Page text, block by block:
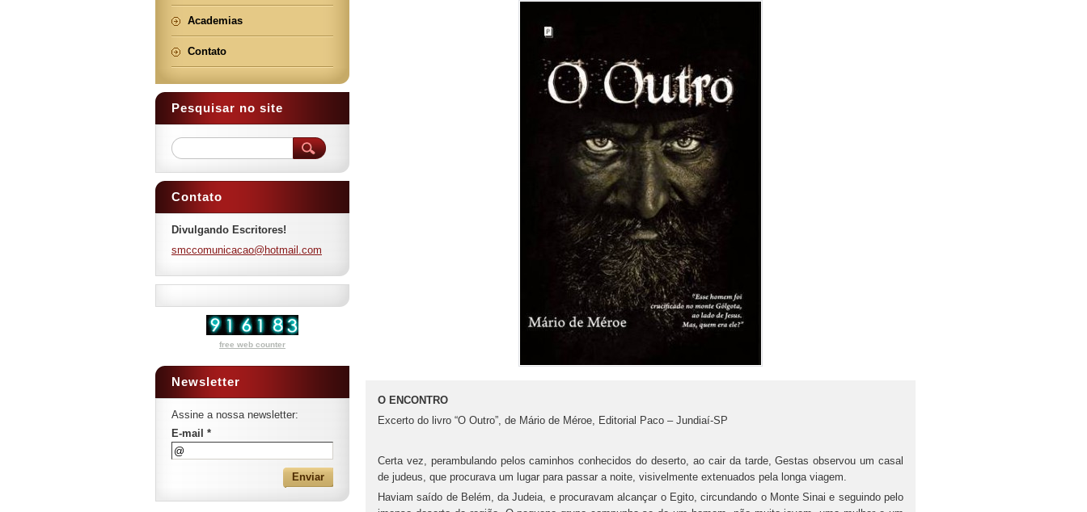
O ENCONTRO
Excerto do livro “O Outro”, de Mário de Méroe, Editorial Paco – Jundiaí-SP
Certa vez, perambulando pelos caminhos conhecidos do deserto, ao cair da tarde, Gestas observou um casal
de judeus, que procurava um lugar para passar a noite, visivelmente extenuados pela longa viagem.
Haviam saído de Belém, da Judeia, e procuravam alcançar o Egito, circundando o Monte Sinai e seguindo pelo
Academias
Contato
Pesquisar no site
Contato
Divulgando Escritores!
smccomunicacao@hotmail.com
free web counter
Newsletter
Assine a nossa newsletter:
E-mail *